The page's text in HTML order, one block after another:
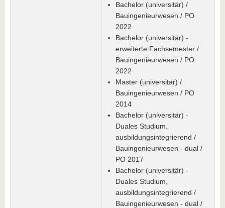
Bachelor (universitär) /
Bauingenieurwesen / PO
2022
Bachelor (universitär) -
erweiterte Fachsemester /
Bauingenieurwesen / PO
2022
Master (universitär) /
Bauingenieurwesen / PO
2014
Bachelor (universitär) -
Duales Studium,
ausbildungsintegrierend /
Bauingenieurwesen - dual /
PO 2017
Bachelor (universitär) -
Duales Studium,
ausbildungsintegrierend /
Bauingenieurwesen - dual /